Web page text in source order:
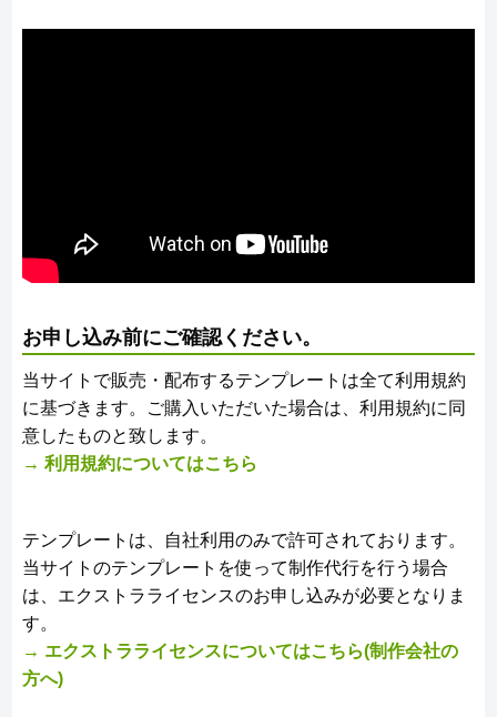
お申し込み前にご確認ください。
当サイトで販売・配布するテンプレートは全て利用規約
に基づきます。ご購入いただいた場合は、利用規約に同
意したものと致します。
→ 利用規約についてはこちら
テンプレートは、自社利用のみで許可されております。
当サイトのテンプレートを使って制作代行を行う場合
は、エクストラライセンスのお申し込みが必要となりま
す。
→ エクストラライセンスについてはこちら(制作会社の
方へ)